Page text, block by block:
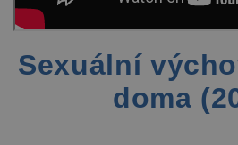
Sexuální
doma